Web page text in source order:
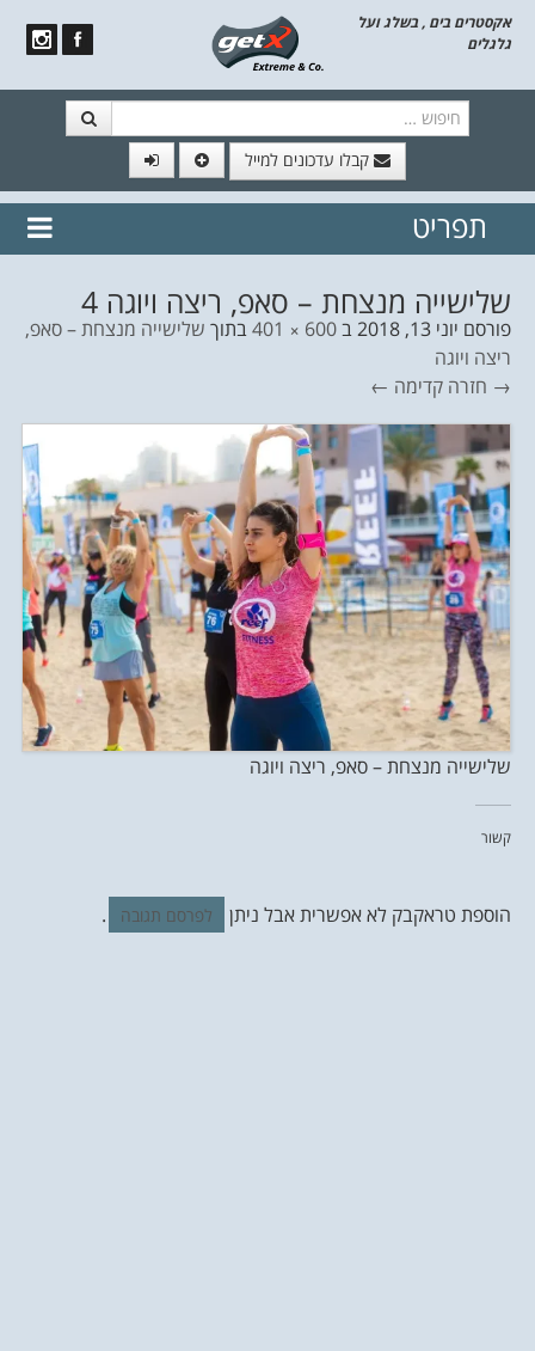
אקסטרים בים , בשלג ועל
גלגלים
קבלו עדכונים למייל
// הצטרף לרשימת תפוצה!
נשמח
תפריט
שלישייה מנצחת – סאפ, ריצה ויוגה 4
פורסם יוני 13, 2018 ב600 × 401 בתוך שלישייה מנצחת – סאפ,
ריצה ויוגה
→ חזרה קדימה ←
שלישייה מנצחת – סאפ, ריצה ויוגה
קשור
הוספת טראקבק לא אפשרית אבל ניתן לפרסם תגובה .